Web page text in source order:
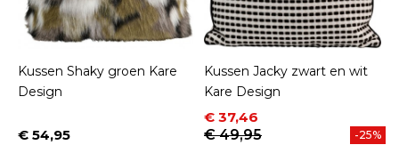
Kussen Shaky groen Kare
Design
Prijs
€ 54,95
Kussen Jacky zwart en wit
Kare Design
Prijs
€ 37,46
Normale prijs
€ 49,95
-25%